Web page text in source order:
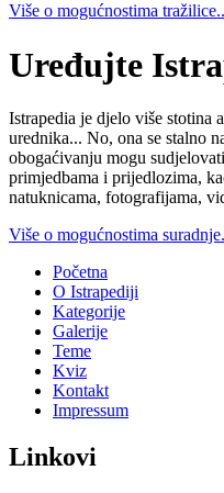
Više o mogućnostima
Uređujte
Istrapedia je djelo više stotina
urednika... No, ona se stalno
obogaćivanju mogu
primjedbama i prijedlozima,
natuknicama, fotografijama,
Više o mogućnostima
Početna
O Istrapediji
Kategorije
Galerije
Teme
Kviz
Kontakt
Impressum
Linkovi